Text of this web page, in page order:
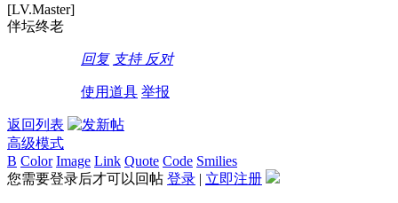
[LV.Master]
伴坛终老
回复 支持 反对
使用道具 举报
返回列表
高级模式
B Color Image Link Quote Code Smilies
您需要登录后才可以回帖 登录 | 立即注册